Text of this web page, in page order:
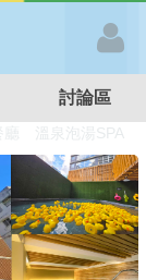
討論區
湯SPA